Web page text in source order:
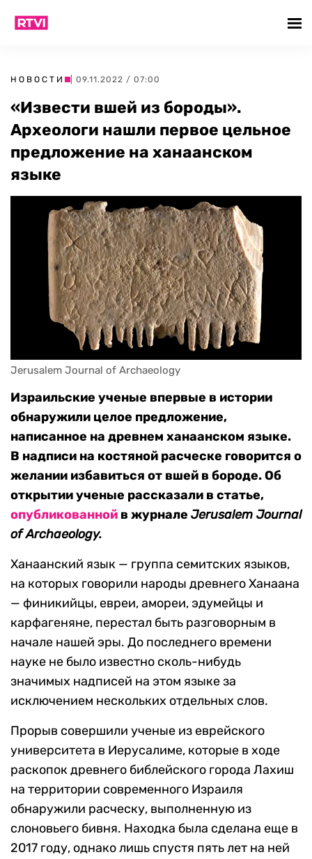
НОВОСТИ | 09.11.2022 / 07:00
«Извести вшей из бороды».
Археологи нашли первое цельное
предложение на ханаанском
языке
Jerusalem Journal of Archaeology
Израильские ученые впервые в истории
обнаружили целое предложение,
написанное на древнем ханаанском языке.
В надписи на костяной расческе говорится о
желании избавиться от вшей в бороде. Об
открытии ученые рассказали в статье,
опубликованной в журнале Jerusalem Journal
of Archaeology.
Ханаанский язык — группа семитских языков,
на которых говорили народы древнего Ханаана
— финикийцы, евреи, амореи, эдумейцы и
карфагеняне, перестал быть разговорным в
начале нашей эры. До последнего времени
науке не было известно сколь-нибудь
значимых надписей на этом языке за
исключением нескольких отдельных слов.
Прорыв совершили ученые из еврейского
университета в Иерусалиме, которые в ходе
раскопок древнего библейского города Лахиш
на территории современного Израиля
обнаружили расческу, выполненную из
слоновьего бивня. Находка была сделана еще в
2017 году, однако лишь спустя пять лет на ней